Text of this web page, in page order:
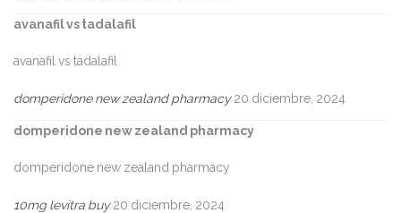
avanafil vs tadalafil
avanafil vs tadalafil
domperidone new zealand pharmacy 20 diciembre, 2024
domperidone new zealand pharmacy
domperidone new zealand pharmacy
10mg levitra buy 20 diciembre, 2024